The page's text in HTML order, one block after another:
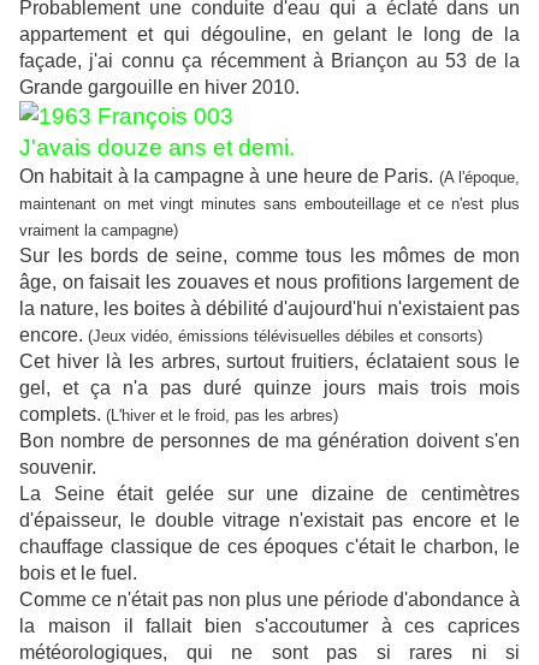
Probablement une conduite d'eau qui a éclaté dans un
appartement et qui dégouline, en gelant le long de la
façade, j'ai connu ça récemment à Briançon au 53 de la
Grande gargouille en hiver 2010.
J'avais douze ans et demi.
On habitait à la campagne à une heure de Paris. (A l'époque,
maintenant on met vingt minutes sans embouteillage et ce n'est plus
vraiment la campagne)
Sur les bords de seine, comme tous les mômes de mon
âge, on faisait les zouaves et nous profitions largement de
la nature, les boites à débilité d'aujourd'hui n'existaient pas
encore. (Jeux vidéo, émissions télévisuelles débiles et consorts)
Cet hiver là les arbres, surtout fruitiers, éclataient sous le
gel, et ça n'a pas duré quinze jours mais trois mois
complets. (L'hiver et le froid, pas les arbres)
Bon nombre de personnes de ma génération doivent s'en
souvenir.
La Seine était gelée sur une dizaine de centimètres
d'épaisseur, le double vitrage n'existait pas encore et le
chauffage classique de ces époques c'était le charbon, le
bois et le fuel.
Comme ce n'était pas non plus une période d'abondance à
la maison il fallait bien s'accoutumer à ces caprices
météorologiques, qui ne sont pas si rares ni si